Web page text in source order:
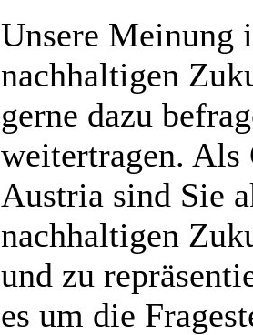
Unsere Meinung
nachhaltigen
gerne dazu
weitertragen.
Austria sind Sie
nachhaltigen
und zu
es um die